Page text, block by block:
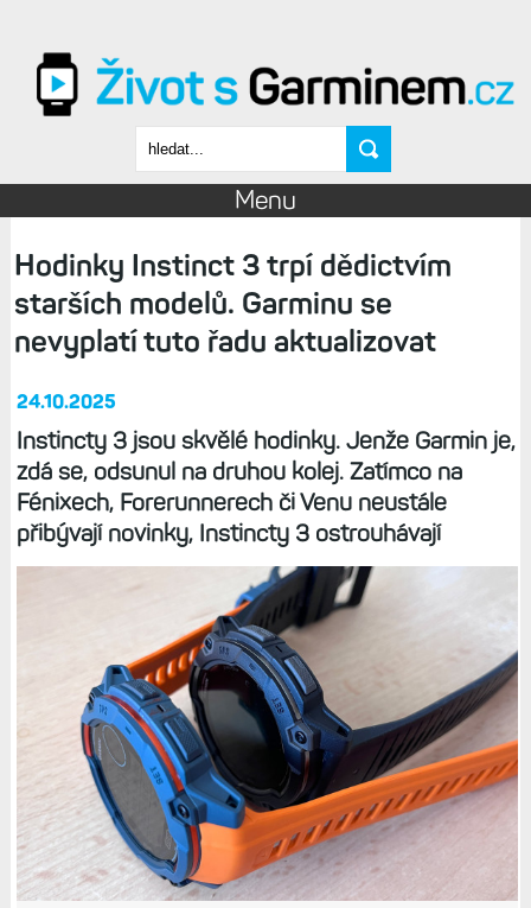
Vyhledávání
Menu
Hodinky Instinct 3 trpí dědictvím
starších modelů. Garminu se
nevyplatí tuto řadu aktualizovat
24.10.2025
Instincty 3 jsou skvělé hodinky. Jenže Garmin je,
zdá se, odsunul na druhou kolej. Zatímco na
Fénixech, Forerunnerech či Venu neustále
přibývají novinky, Instincty 3 ostrouhávají